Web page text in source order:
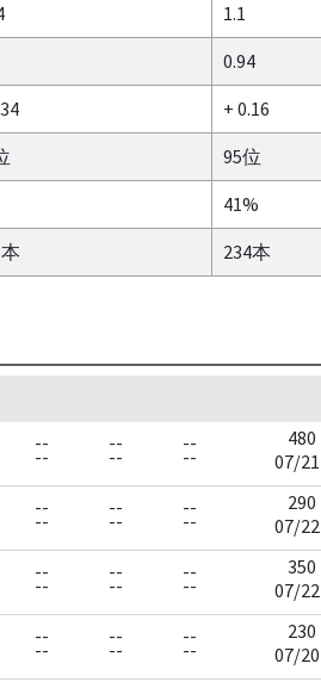
1.1
0.94
+ 0.16
95位
41%
234本
--
--
--
--
--
--
480
07/21
--
--
--
--
--
--
290
07/22
--
--
--
--
--
--
350
07/22
--
--
--
--
--
--
230
07/20